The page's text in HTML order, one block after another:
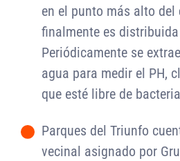
en el punto más alto del
finalmente es
Periódicamente se
agua para medir el PH,
que esté libre de
-
Parques del Triunfo
vecinal asignado por